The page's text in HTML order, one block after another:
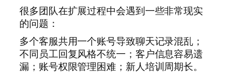
很多团队在扩展过程中会遇到一些非常现实
的问题：
多个客服共用一个账号导致聊天记录混乱；
不同员工回复风格不统一；客户信息容易遗
漏；账号权限管理困难；新人培训周期长。